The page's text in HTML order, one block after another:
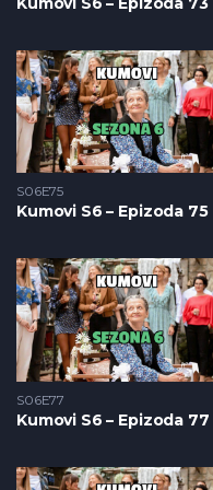
S06E75
Kumovi S6 – Epizoda 75
S06E77
Kumovi S6 – Epizoda 77